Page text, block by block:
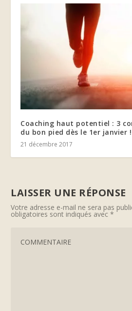
Coaching haut potentiel : 3
du bon pied dès le 1er janvier !
21 décembre 2017
LAISSER UNE RÉPONSE
Votre adresse e-mail ne sera pas
obligatoires sont indiqués avec*